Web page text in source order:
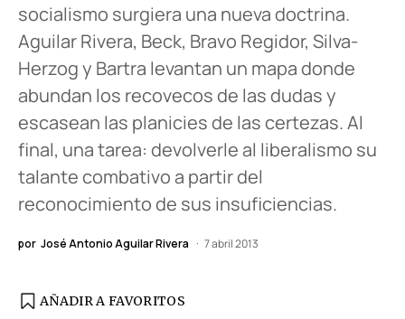
socialismo surgiera una nueva doctrina.
Aguilar Rivera, Beck, Bravo Regidor, Silva-
Herzog y Bartra levantan un mapa donde
abundan los recovecos de las dudas y
escasean las planicies de las certezas. Al
final, una tarea: devolverle al liberalismo su
talante combativo a partir del
reconocimiento de sus insuficiencias.
por José Antonio Aguilar Rivera 7 abril 2013
AÑADIR A FAVORITOS